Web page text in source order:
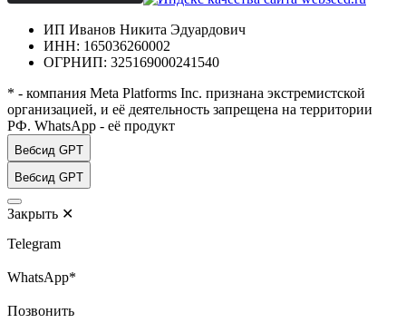
ИП Иванов Никита Эдуардович
ИНН: 165036260002
ОГРНИП: 325169000241540
* - компания Meta Platforms Inc. признана экстремистской
организацией, и её деятельность запрещена на территории
РФ. WhatsApp - её продукт
Вебсид GPT
Вебсид GPT
Закрыть ✕
Telegram
WhatsApp*
Позвонить